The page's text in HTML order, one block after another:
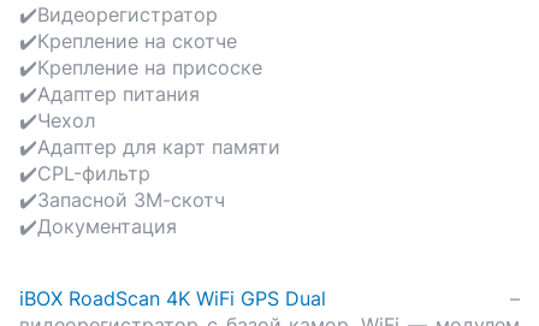
✔️Видеорегистратор
✔️Крепление на скотче
✔️Крепление на присоске
✔️Адаптер питания
✔️Чехол
✔️Адаптер для карт памяти
✔️CPL-фильтр
✔️Запасной 3М-скотч
✔️Документация
iBOX RoadScan 4K WiFi GPS Dual –